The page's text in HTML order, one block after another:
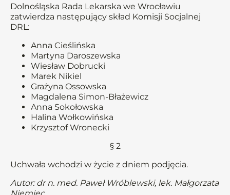
Dolnośląska Rada Lekarska we Wrocławiu
zatwierdza następujący skład Komisji Socjalnej
DRL:
Anna Cieślińska
Martyna Daroszewska
Wiesław Dobrucki
Marek Nikiel
Grażyna Ossowska
Magdalena Simon-Błażewicz
Anna Sokołowska
Halina Wołkowińska
Krzysztof Wronecki
§ 2
Uchwała wchodzi w życie z dniem podjęcia.
Autor: dr n. med. Paweł Wróblewski, lek. Małgorzata